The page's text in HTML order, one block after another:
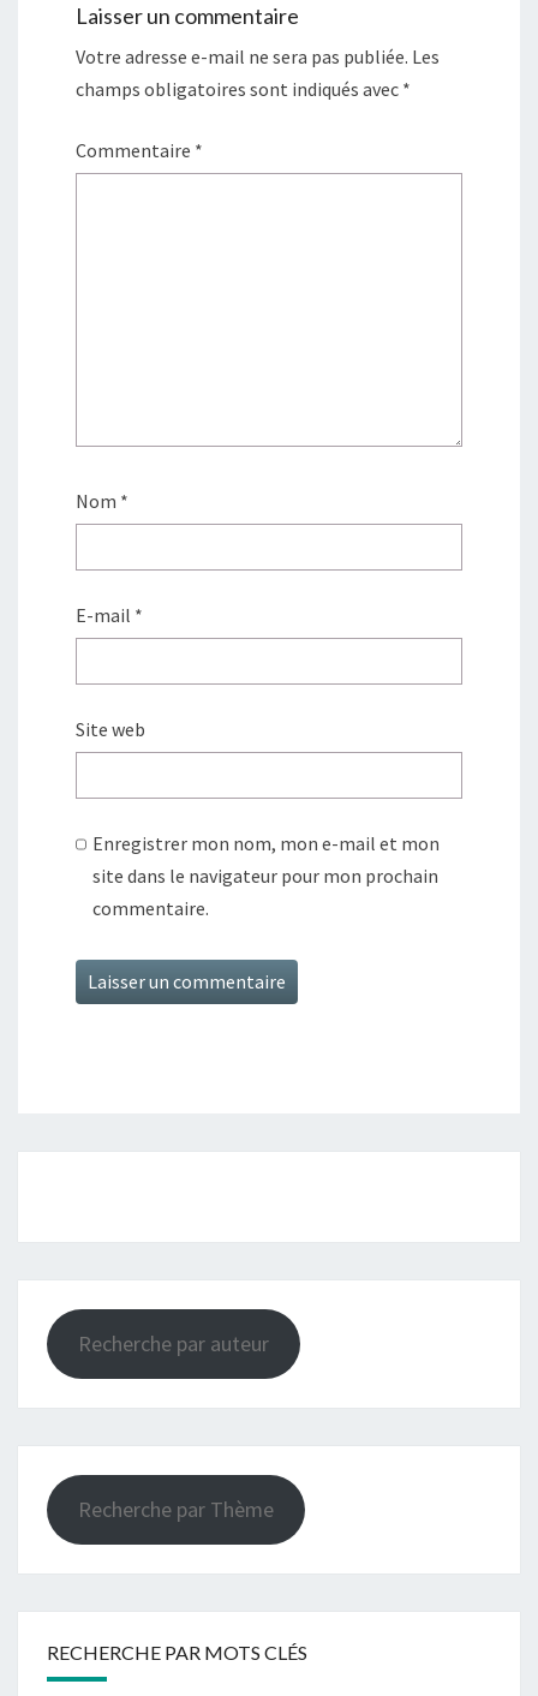
Laisser un commentaire
Votre adresse e-mail ne sera pas publiée. Les
champs obligatoires sont indiqués avec *
Commentaire *
Nom *
E-mail *
Site web
Enregistrer mon nom, mon e-mail et mon
site dans le navigateur pour mon prochain
commentaire.
Recherche par auteur
Recherche par Thème
RECHERCHE PAR MOTS CLÉS